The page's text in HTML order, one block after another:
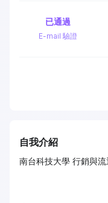
E-mail 驗證
已通過
自我介紹
南台科技大學 行銷與